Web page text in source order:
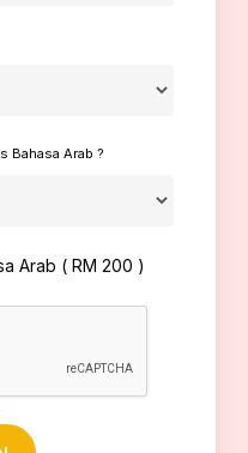
Bahasa Arab ?
Arab ( RM 200 )